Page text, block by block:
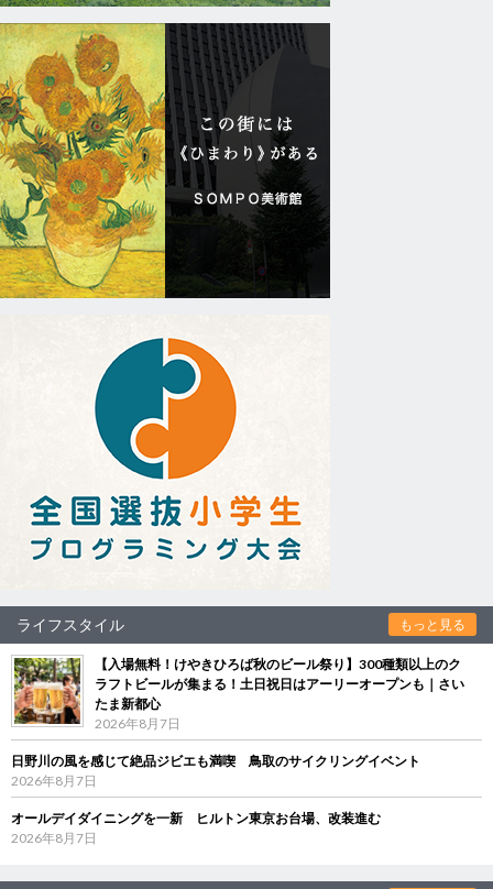
ライフスタイル もっと見る
【入場無料！けやきひろば秋のビール祭り】300種類以上のク
ラフトビールが集まる！土日祝日はアーリーオープンも｜さい
たま新都心
2026年8月7日
日野川の風を感じて絶品ジビエも満喫 鳥取のサイクリングイベント
2026年8月7日
オールデイダイニングを一新 ヒルトン東京お台場、改装進む
2026年8月7日